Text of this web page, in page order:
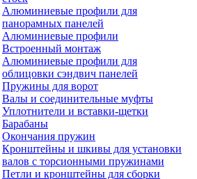
Алюминиевые профили для
панорамных панелей
Алюминиевые профили
Встроенный монтаж
Алюминиевые профили для
облицовки сэндвич панелей
Пружины для ворот
Валы и соединительные муфты
Уплотнители и вставки-щетки
Барабаны
Окончания пружин
Кронштейны и шкивы для установки
валов с торсионными пружинами
Петли и кронштейны для сборки